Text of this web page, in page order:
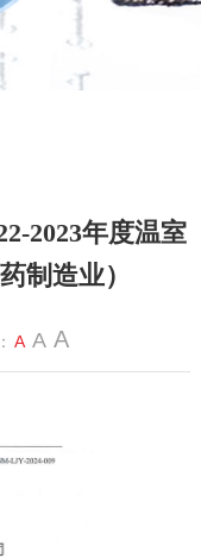
2023年度温室
制造业）
A A A